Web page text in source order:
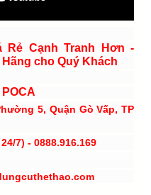
Cạnh Tranh Hơn -
cho Quý Khách
5, Quận Gò Vấp, TP
7) - 0888.916.169